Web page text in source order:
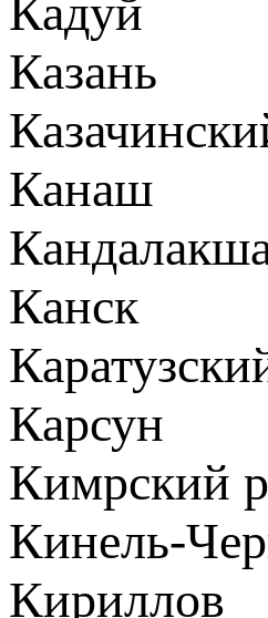
Кадуй
Казань
Канаш
Канск
Карсун
Кимрский
Кинель-
Кириллов